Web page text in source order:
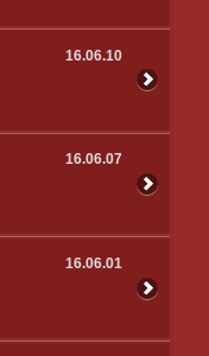
16.06.10
16.06.07
16.06.01